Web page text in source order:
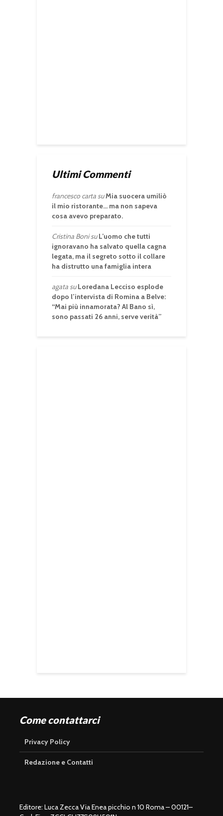
Ultimi Commenti
francesco cartasuMia suocera umiliò
il mio ristorante… ma non sapeva
cosa avevo preparato.
Cristina BonisuL’uomo che tutti
ignoravano ha salvato quella cagna
legata, ma il segreto sotto il collare
ha distrutto una famiglia intera
agatasuLoredana Lecciso esplode
dopo l’intervista di Romina a Belve:
“Mai più innamorata? Al Bano sì,
sono passati 26 anni, serve verità”
Come contattarci
Privacy Policy
Redazione e Contatti
Editore: Luca Zecca Via Enea picchio n 10 Roma – 00121–